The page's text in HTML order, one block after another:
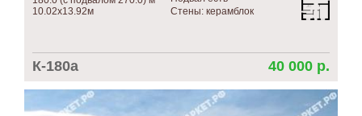
10.02х13.92м
Стены: керамблок
К-180а 40 000 р.